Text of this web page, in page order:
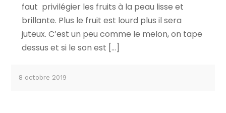
faut privilégier les fruits à la peau lisse et
brillante. Plus le fruit est lourd plus il sera
juteux. C’est un peu comme le melon, on tape
dessus et si le son est […]
8 octobre 2019